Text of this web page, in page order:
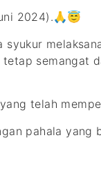
2024).🙏😇
semangat
telah
pahala yang